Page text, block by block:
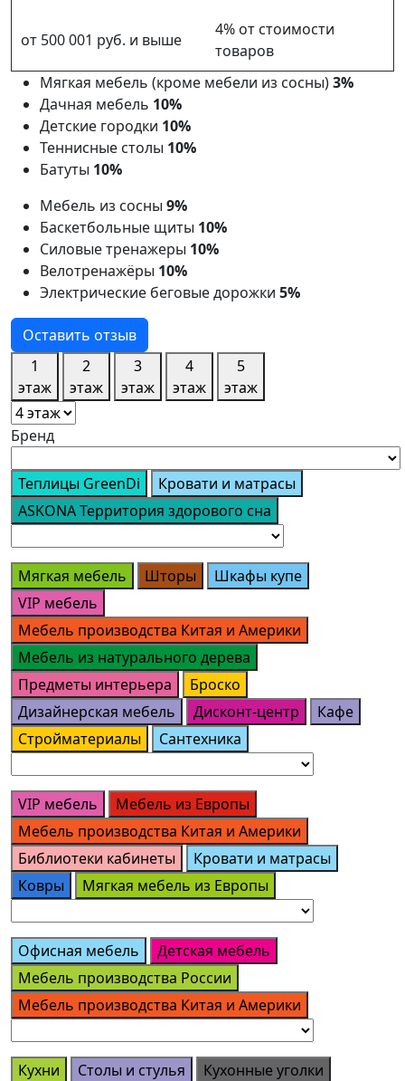
от 500 001 руб. и выше
4% от стоимости
товаров
Мягкая мебель (кроме мебели из сосны)3%
Дачная мебель 10%
Детские городки 10%
Теннисные столы 10%
Батуты 10%
Мебель из сосны 9%
Баскетбольные щиты 10%
Силовые тренажеры 10%
Велотренажёры 10%
Электрические беговые дорожки 5%
Оставить отзыв
1
этаж
2
этаж
3
этаж
4
этаж
5
этаж
Бренд
Теплицы GreenDi
Кровати и матрасы
ASKONA Территория здорового сна
Мягкая мебель Шторы
Шкафы купе
VIP мебель
Мебель производства Китая и Америки
Мебель из натурального дерева
Предметы интерьера
Броско
Дизайнерская мебель
Дисконт-центр
Кафе
Стройматериалы
Сантехника
VIP мебель
Мебель из Европы
Мебель производства Китая и Америки
Библиотеки кабинеты
Кровати и матрасы
Ковры
Мягкая мебель из Европы
Офисная мебель
Детская мебель
Мебель производства России
Мебель производства Китая и Америки
Кухни Столы и стулья Кухонные уголки